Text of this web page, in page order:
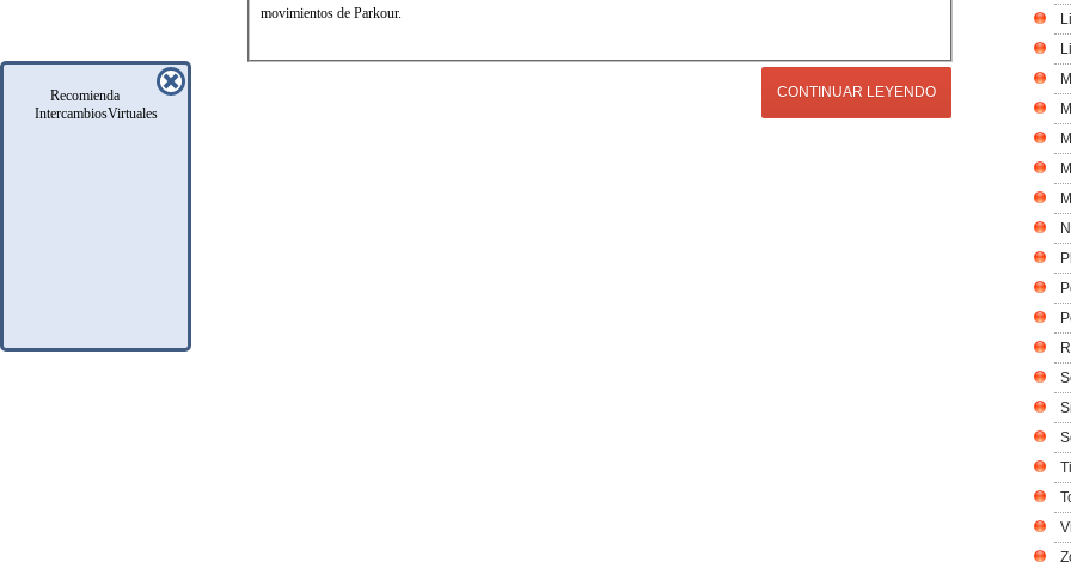
Recomienda
IntercambiosVirtuales
movimientos de Parkour.
CONTINUAR LEYENDO